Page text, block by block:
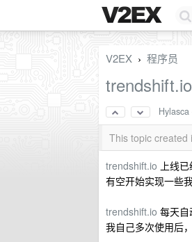
V2EX › 程序员
trendshift.io
Hylasca
This topic created
trendshift.io 上线
有空开始实现一些
trendshift.io 每天自
我自己多次使用后